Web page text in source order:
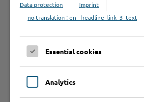
Schnelleinstieg
Seite auswählen
Online-Services
Data protection
Imprint
no translation : en - headline_link_3_text
Essential cookies
Analytics